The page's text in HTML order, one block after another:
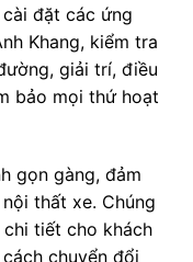
đặt các ứng
Khang, kiểm tra
giải trí, điều
bảo mọi thứ hoạt
gọn gàng, đảm
thất xe. Chúng
tiết cho khách
chuyển đổi